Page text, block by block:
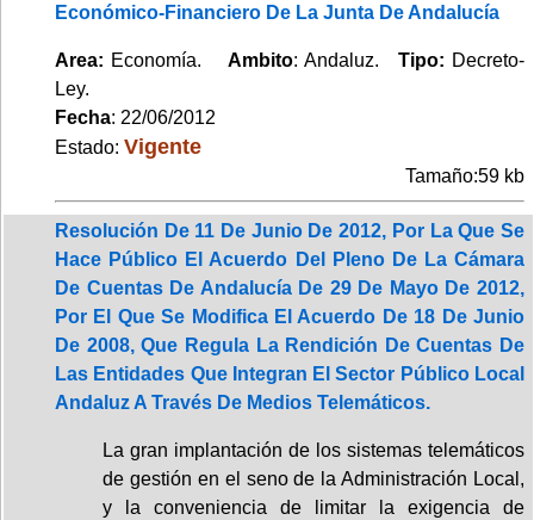
Económico-Financiero De La Junta De Andalucía
Area: Economía. Ambito: Andaluz.Tipo: Decreto-
Ley.
Fecha: 22/06/2012
Estado: Vigente
Tamaño:59 kb
Resolución De 11 De Junio De 2012, Por La Que Se
Hace Público El Acuerdo Del Pleno De La Cámara
De Cuentas De Andalucía De 29 De Mayo De 2012,
Por El Que Se Modifica El Acuerdo De 18 De Junio
De 2008, Que Regula La Rendición De Cuentas De
Las Entidades Que Integran El Sector Público Local
Andaluz A Través De Medios Telemáticos.
La gran implantación de los sistemas telemáticos
de gestión en el seno de la Administración Local,
y la conveniencia de limitar la exigencia de